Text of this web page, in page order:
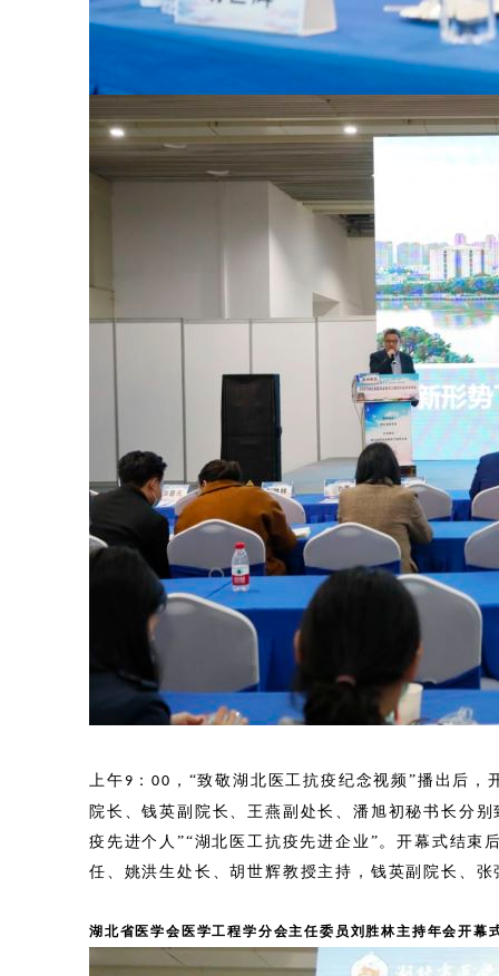
上午 9 ：00 ，“致敬湖北医工抗疫纪念视频”播出后
院长、钱英副院长、王燕副处长、潘旭初秘书长分
疫先进个人”“湖北医工抗疫先进企业”。开幕式结
任、姚洪生处长、胡世辉教授主持，钱英副院长、
湖北省医学会医学工程学分会主任委员刘胜林主持年会开幕